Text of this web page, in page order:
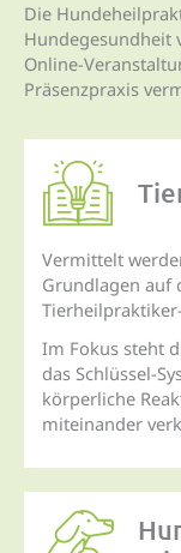
Die
Hundegesundheit
Online-
Präsenzpraxis
Vermittelt
Grundlagen auf
Im Fokus steht
das Schlüssel-
körperliche
miteinander